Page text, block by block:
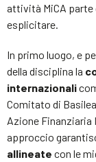
attività MiCA parte
esplicitare.
In primo luogo, e
della disciplina la
internazionali
Comitato di
Azione Finanziaria
approccio
allineate con le